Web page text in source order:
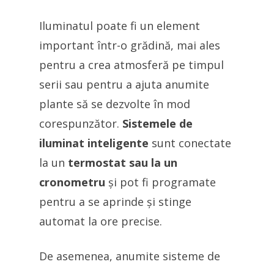
Iluminatul poate fi un element
important într-o grădină, mai ales
pentru a crea atmosferă pe timpul
serii sau pentru a ajuta anumite
plante să se dezvolte în mod
corespunzător. Sistemele de
iluminat inteligente sunt conectate
la un termostat sau la un
cronometru și pot fi programate
pentru a se aprinde și stinge
automat la ore precise.
De asemenea, anumite sisteme de